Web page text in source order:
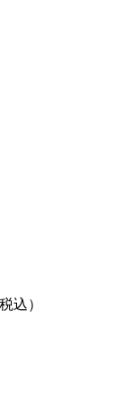
込）